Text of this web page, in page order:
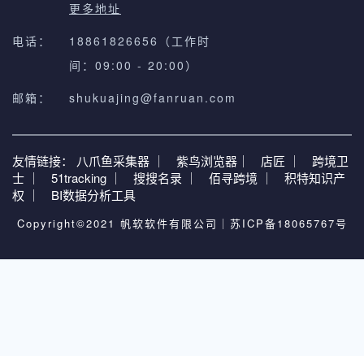
更多地址
电话：
18861826656（工作时
间：09:00 - 20:00）
邮箱：
shukuajing@fanruan.com
友情链接： 八爪鱼采集器 ｜ 紫鸟浏览器｜ 店匠 ｜
跨境卫
士 ｜
51tracking ｜ 搜搜名录 ｜ 佰寻跨境 ｜
积特知识产
权 ｜
BI数据分析工具
Copyright©2021 帆软软件有限公司｜ 苏ICP备18065767号